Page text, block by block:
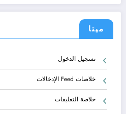
ميتا
تسجيل الدخول
خلاصات Feed الإدخالات
خلاصة التعليقات